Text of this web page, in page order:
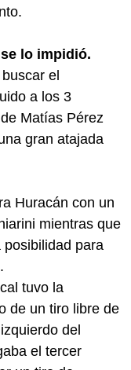
lo impidió.
el
a los 3
Matías Pérez
gran atajada
Huracán con un
mientras que
para
tuvo la
de un tiro libre de
del
el tercer